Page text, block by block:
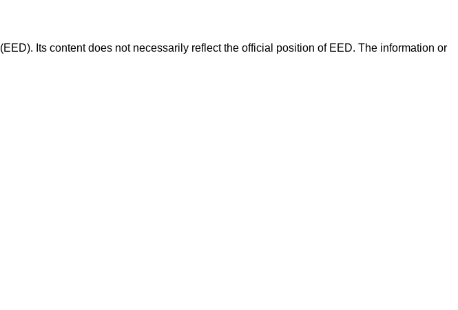
Its content does not necessarily reflect the official position of EED. The information or